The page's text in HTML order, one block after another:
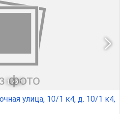
1 из 1
улица, 10/1 к4, д. 10/1 к4,